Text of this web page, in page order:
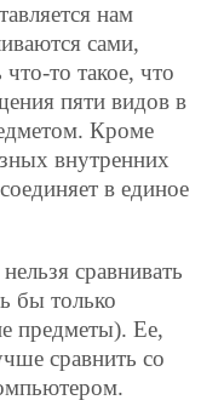
нам
сами,
то такое, что
пяти видов в
Кроме
внутренних
в единое
сравнивать
бы только
предметы). Ее,
сравнить со